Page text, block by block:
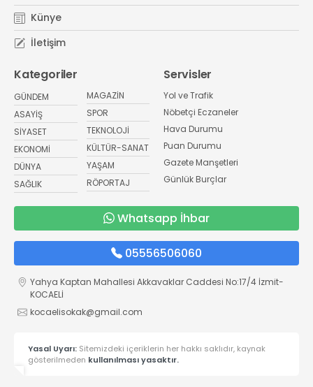
Künye
İletişim
Kategoriler
GÜNDEM
ASAYİŞ
SİYASET
EKONOMİ
DÜNYA
SAĞLIK
MAGAZİN
SPOR
TEKNOLOJİ
KÜLTÜR-SANAT
YAŞAM
RÖPORTAJ
Servisler
Yol ve Trafik
Nöbetçi Eczaneler
Hava Durumu
Puan Durumu
Gazete Manşetleri
Günlük Burçlar
Whatsapp İhbar
05556506060
Yahya Kaptan Mahallesi Akkavaklar Caddesi No:17/4 İzmit-
KOCAELİ
kocaelisokak@gmail.com
Yasal Uyarı: Sitemizdeki içeriklerin her hakkı saklıdır, kaynak
gösterilmeden kullanılması yasaktır.